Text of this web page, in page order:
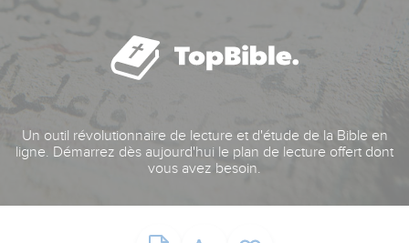
Un outil révolutionnaire de lecture et d'étude de la Bible en
ligne. Démarrez dès aujourd'hui le plan de lecture offert dont
vous avez besoin.